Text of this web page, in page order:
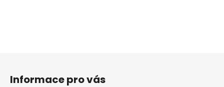
Informace pro vás